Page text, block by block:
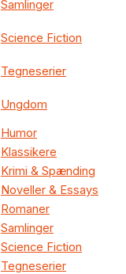
Samlinger
Science Fiction
Tegneserier
Ungdom
Humor
Klassikere
Krimi & Spænding
Noveller & Essays
Romaner
Samlinger
Science Fiction
Tegneserier